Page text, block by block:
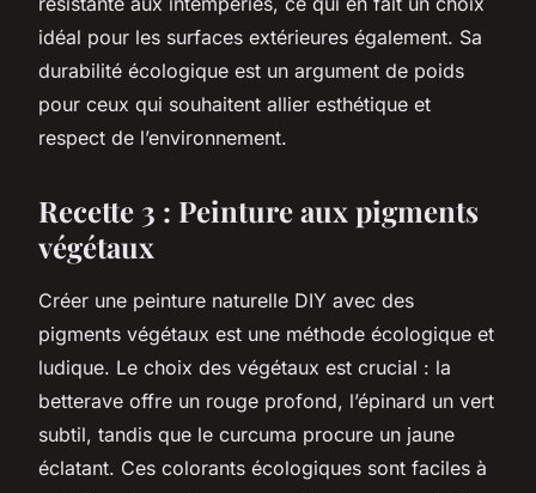
idéal pour les surfaces extérieures également. Sa
durabilité écologique est un argument de poids
pour ceux qui souhaitent allier esthétique et
respect de l’environnement.
Recette 3 : Peinture aux pigments
végétaux
Créer une peinture naturelle DIY avec des
pigments végétaux est une méthode écologique et
ludique. Le choix des végétaux est crucial : la
betterave offre un rouge profond, l’épinard un vert
subtil, tandis que le curcuma procure un jaune
éclatant. Ces colorants écologiques sont faciles à